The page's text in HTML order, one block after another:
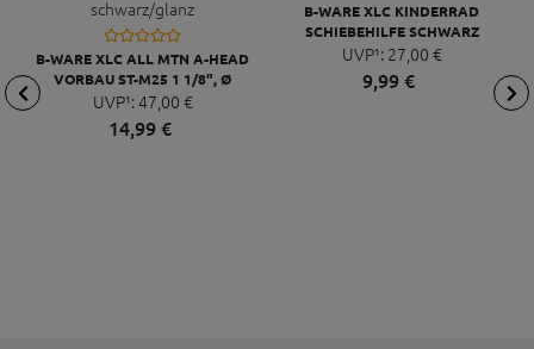
B-WARE XLC ALL MTN A-HEAD
VORBAU ST-M25 1 1/8", Ø
31,8MM, 65MM, 0°
SCHWARZ/GLANZ
UVP¹:47,00 €
14,99 €
B-WARE XLC KINDERRAD
SCHIEBEHILFE SCHWARZ
UVP¹: 27,00 €
9,99€